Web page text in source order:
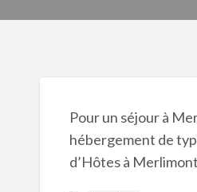
Pour un séjour à
hébergement de
d’Hôtes à Merlimont